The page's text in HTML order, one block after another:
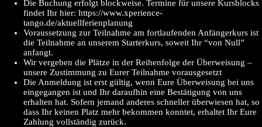
Die Buchung erfolgt blockweise. Termine für unsere Kursblocks
findet Ihr hier: https://www.xperience-
tango.de/aktuellferienplanung
Voraussetzung zur Teilnahme am fortlaufenden Anfängerkurs ist
die Teilnahme an unserem Starterkurs, soweit Ihr “von Null”
anfangt.
Wir vergeben die Plätze in der Reihenfolge der Überweisung –
unsere Zustimmung zu Eurer Teilnahme vorausgesetzt
Die Anmeldung ist erst gültig, wenn Eure Überweisung bei uns
eingegangen ist und Ihr daraufhin eine Bestätigung von uns
erhalten hat. Sofern jemand anderes schneller überwiesen hat, so
dass Ihr keinen Platz mehr bekommen konntet, erhaltet Ihr Eure
Zahlung vollständig zurück.